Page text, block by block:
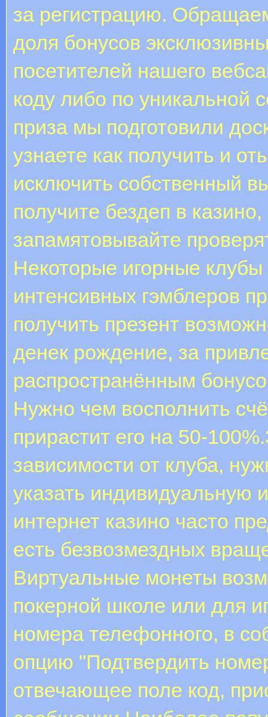
за регистрацию.
доля бонусов
посетителей нашего
коду либо по уникальной
приза мы подготовили
узнаете как получить и
исключить собственный
получите бездеп в
запамятовывайте
Некоторые игорные
интенсивных гэмблеров
получить презент
денек рождение, за
распространённым
Нужно чем восполнить
прирастит его на 50-
зависимости от клуба,
указать индивидуальную
интернет казино часто
есть безвозмездных
Виртуальные монеты
покерной школе или для
номера телефонного, в
опцию "Подтвердить
отвечающее поле код,